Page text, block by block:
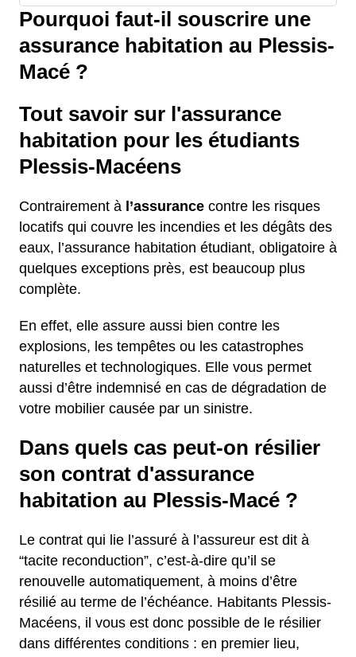
Pourquoi faut-il souscrire une
assurance habitation au Plessis-
Macé ?
Tout savoir sur l'assurance
habitation pour les étudiants
Plessis-Macéens
Contrairement à l’assurance contre les risques
locatifs qui couvre les incendies et les dégâts des
eaux, l’assurance habitation étudiant, obligatoire à
quelques exceptions près, est beaucoup plus
complète.
En effet, elle assure aussi bien contre les
explosions, les tempêtes ou les catastrophes
naturelles et technologiques. Elle vous permet
aussi d’être indemnisé en cas de dégradation de
votre mobilier causée par un sinistre.
Dans quels cas peut-on résilier
son contrat d'assurance
habitation au Plessis-Macé ?
Le contrat qui lie l’assuré à l’assureur est dit à
“tacite reconduction”, c’est-à-dire qu’il se
renouvelle automatiquement, à moins d’être
résilié au terme de l’échéance. Habitants Plessis-
Macéens, il vous est donc possible de le résilier
dans différentes conditions : en premier lieu,